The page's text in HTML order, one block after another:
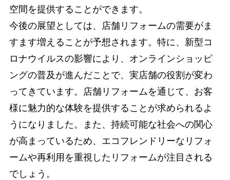
空間を提供することができます。
今後の展望としては、店舗リフォームの需要がま
すます増えることが予想されます。特に、新型コ
ロナウイルスの影響により、オンラインショッピ
ングの普及が進んだことで、実店舗の役割が変わ
ってきています。店舗リフォームを通じて、お客
様に魅力的な体験を提供することが求められるよ
うになりました。また、持続可能な社会への関心
が高まっているため、エコフレンドリーなリフォ
ームや再利用を重視したリフォームが注目される
でしょう。